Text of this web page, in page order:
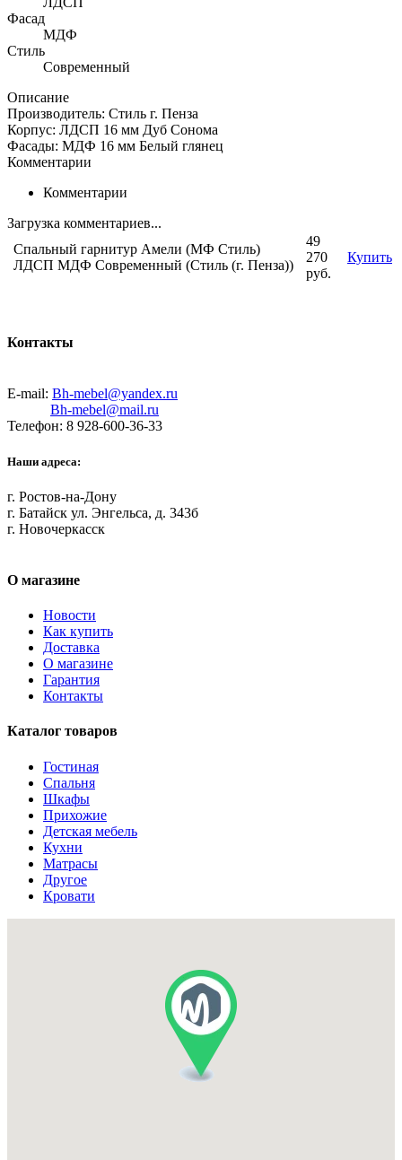
Фасад
МДФ
Стиль
Современный
Описание
Производитель: Стиль г. Пенза
Корпус: ЛДСП 16 мм Дуб Сонома
Фасады: МДФ 16 мм Белый глянец
Комментарии
Комментарии
Загрузка комментариев...
Спальный гарнитур Амели (МФ Стиль)
ЛДСП МДФ Современный (Стиль (г. Пенза))
49
270
руб.
Купить
Контакты
E-mail: Bh-mebel@yandex.ru
Bh-mebel@mail.ru
Телефон: 8 928-600-36-33
Наши адреса:
г. Ростов-на-Дону
г. Батайск ул. Энгельса, д. 343б
г. Новочеркасск
О магазине
Новости
Как купить
Доставка
О магазине
Гарантия
Контакты
Каталог товаров
Гостиная
Спальня
Шкафы
Прихожие
Детская мебель
Кухни
Матрасы
Другое
Кровати